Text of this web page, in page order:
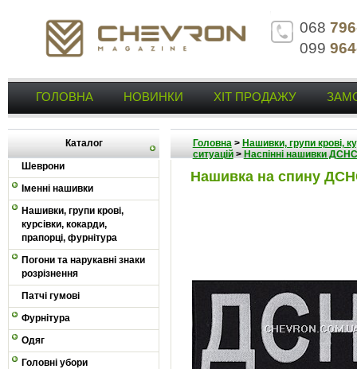
068
099
ГОЛОВНА НОВИНКИ ХІТ ПРОДАЖУ
Каталог
Шеврони
Іменні нашивки
Нашивки, групи крові,
курсівки, кокарди,
прапорці, фурнітура
Погони та нарукавні знаки
розрізнення
Патчі гумові
Фурнітура
Одяг
Головні убори
Головна> Нашивки, групи крові,
ситуацій> Наспінні нашивки ДСНС
Нашивка на спину